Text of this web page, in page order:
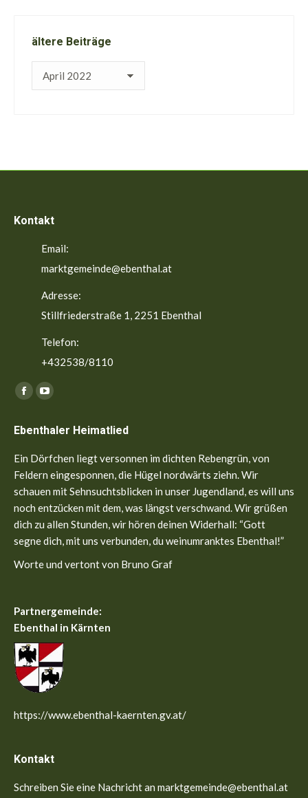
ältere Beiträge
ältere
Kontakt
Email:
marktgemeinde@ebenthal.at
Adresse:
Stillfriederstraße 1, 2251 Ebenthal
Telefon:
+432538/8110
Finden Sie uns auf:
Facebook
opens
in
new
window
YouTube
opens
in
new
window
Ebenthaler Heimatlied
Ein Dörfchen liegt versonnen im dichten Rebengrün, von
Feldern eingesponnen, die Hügel nordwärts ziehn. Wir
schauen mit Sehnsuchtsblicken in unser Jugendland, es will uns
noch entzücken mit dem, was längst verschwand. Wir grüßen
dich zu allen Stunden, wir hören deinen Widerhall: “Gott
segne dich, mit uns verbunden, du weinumranktes Ebenthal!”
Worte und vertont von Bruno Graf
Partnergemeinde:
Ebenthal in Kärnten
https://www.ebenthal-kaernten.gv.at/
Kontakt
Schreiben Sie eine Nachricht an marktgemeinde@ebenthal.at